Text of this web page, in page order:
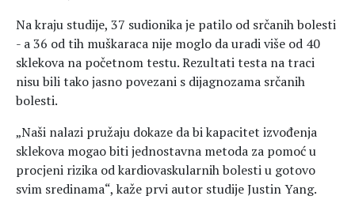
Na kraju studije, 37 sudionika je patilo od srčanih bolesti
- a 36 od tih muškaraca nije moglo da uradi više od 40
sklekova na početnom testu. Rezultati testa na traci
nisu bili tako jasno povezani s dijagnozama srčanih
bolesti.
„Naši nalazi pružaju dokaze da bi kapacitet izvođenja
sklekova mogao biti jednostavna metoda za pomoć u
procjeni rizika od kardiovaskularnih bolesti u gotovo
svim sredinama“, kaže prvi autor studije Justin Yang.